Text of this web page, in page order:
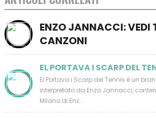
ENZO JANNACCI: VEDI
CANZONI
EL PORTAVA I SCARP DEL
El Portava i Scarp del Tennis è un
interpretato da Enzo Jannacci,
Milano di Enz...